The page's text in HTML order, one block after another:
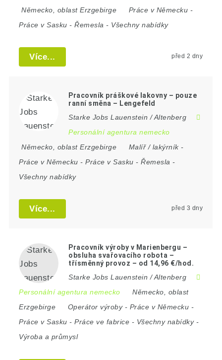
Německo, oblast Erzgebirge Práce v Německu -
Práce v Sasku -Řemesla - Všechny nabídky
Více... před 2 dny
Pracovník práškové lakovny – pouze
ranní směna – Lengefeld
Starke Jobs Lauenstein / Altenberg
Personální agentura nemecko
Německo, oblast Erzgebirge Malíř / lakýrník-
Práce v Německu -Práce v Sasku -Řemesla -
Všechny nabídky
Více... před 3 dny
Pracovník výroby v Marienbergu –
obsluha svařovacího robota –
třísměnný provoz – od 14,96 €/hod.
Starke Jobs Lauenstein / Altenberg
Personální agentura nemecko
Německo, oblast
Erzgebirge
Operátor výroby- Práce v Německu -
Práce v Sasku -Práce ve fabrice - Všechny nabídky-
Výroba a průmysl